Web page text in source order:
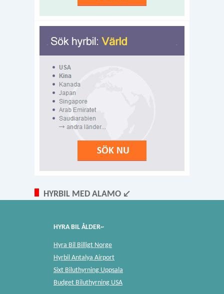
HYRBIL MED ALAMO ↙
HYRA BIL ÅLDER~
Hyra Bil Billigt Norge
Hyrbil Antalya Airport
Sixt Biluthyrning Uppsala
Budget Biluthyrning USA